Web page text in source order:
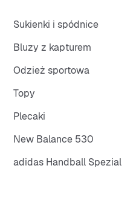
Sukienki i spódnice
Bluzy z kapturem
Odzież sportowa
Topy
Plecaki
New Balance 530
adidas Handball Spezial